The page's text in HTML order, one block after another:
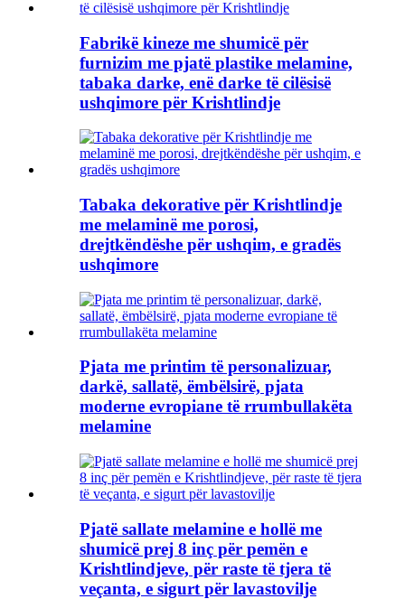
Fabrikë kineze me shumicë për
furnizim me pjatë plastike melamine,
tabaka darke, enë darke të cilësisë
ushqimore për Krishtlindje
Tabaka dekorative për Krishtlindje
me melaminë me porosi,
drejtkëndëshe për ushqim, e gradës
ushqimore
Pjata me printim të personalizuar,
darkë, sallatë, ëmbëlsirë, pjata
moderne evropiane të rrumbullakëta
melamine
Pjatë sallate melamine e hollë me
shumicë prej 8 inç për pemën e
Krishtlindjeve, për raste të tjera të
veçanta, e sigurt për lavastovilje